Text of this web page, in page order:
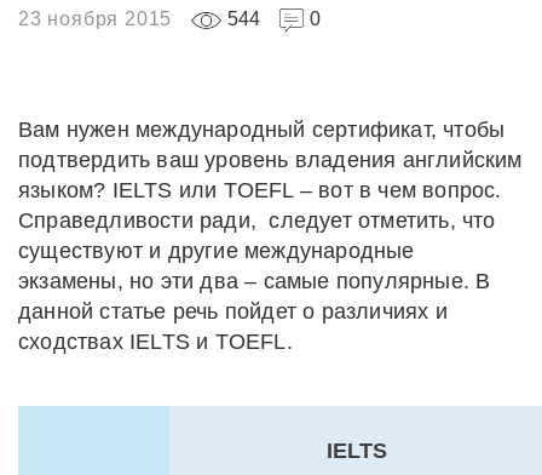
23 ноября 2015 544 0
Вам нужен международный сертификат, чтобы
подтвердить ваш уровень владения английским
языком? IELTS или TOEFL – вот в чем вопрос.
Справедливости ради, следует отметить, что
существуют и другие международные
экзамены, но эти два – самые популярные. В
данной статье речь пойдет о различиях и
сходствах IELTS и TOEFL.
IELTS